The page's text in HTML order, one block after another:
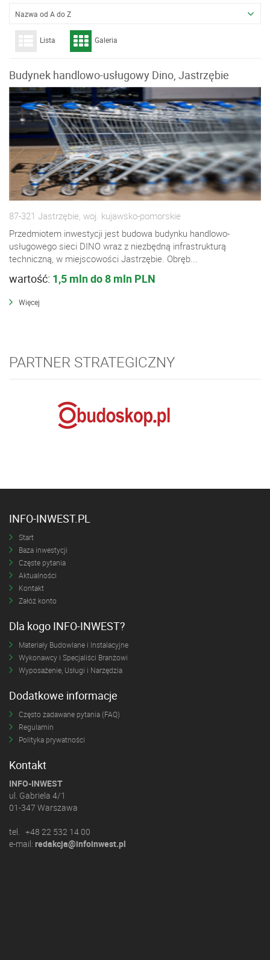
Nazwa od A do Z
Lista Galeria
Budynek handlowo-usługowy Dino, Jastrzębie
87-321 Jastrzębie, woj. kujawsko-pomorskie
Przedmiotem inwestycji jest budowa budynku handlowo-
usługowego sieci DINO wraz z niezbędną infrastrukturą
techniczną, w miejscowości Jastrzębie. Obręb...
wartość: 1,5 mln do 8 mln PLN
Więcej
PARTNER STRATEGICZNY
INFO-INWEST.PL
Start
Baza inwestycji
Częste pytania
Aktualności
Kontakt
Załóż konto
Dla kogo INFO-INWEST?
Materiały Budowlane i Instalacyjne
Wykonawcy i Specjaliści Branżowi
Wyposażenie, Usługi i Narzędzia
Dodatkowe informacje
Często zadawane pytania (FAQ)
Regulamin
Polityka prywatności
Kontakt
INFO-INWEST
ul. Gabriela 4/1
01-347 Warszawa
tel. +48 22 532 14 00
e-mail: redakcja@infoinwest.pl